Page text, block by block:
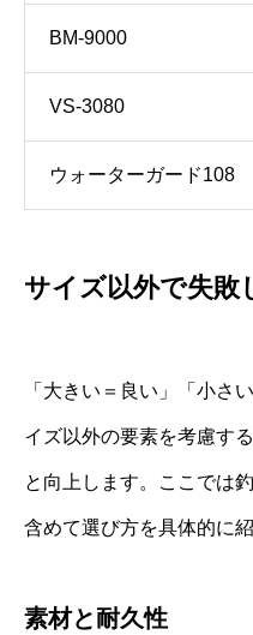
BM-9000
VS-3080
ウォーターガード108
サイズ以外で失敗
「大きい＝良い」「小さ
イズ以外の要素を考慮す
と向上します。ここでは
含めて選び方を具体的に紹
素材と耐久性